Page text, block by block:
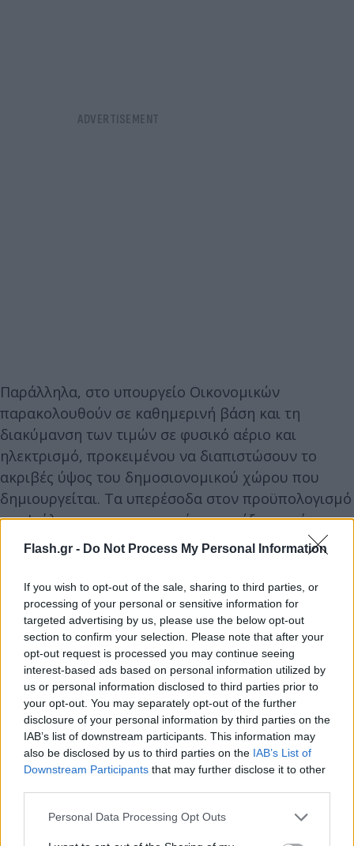
Flash.gr - Do Not Process My Personal Information
If you wish to opt-out of the sale, sharing to third parties, or
processing of your personal or sensitive information for
targeted advertising by us, please use the below opt-out
section to confirm your selection. Please note that after your
opt-out request is processed you may continue seeing
interest-based ads based on personal information utilized by
us or personal information disclosed to third parties prior to
your opt-out. You may separately opt-out of the further
disclosure of your personal information by third parties on the
IAB’s list of downstream participants. This information may
also be disclosed by us to third parties on the IAB’s List of
Downstream Participants that may further disclose it to other
Please note that this website/app uses one or more Google
Personal Data Processing Opt Outs
Παράλληλα, στο υπουργείο Οικονομικών
παρακολουθούν σε καθημερινή βάση και τη
διακύμανση των τιμών σε φυσικό αέριο και
ηλεκτρισμό, προκειμένου να διαπιστώσουν το
ακριβές ύψος του δημοσιονομικού χώρου που
δημιουργείται. Τα υπερέσοδα στον προϋπολογισμό
τον Ιούλιο και οι τουριστικές εισπράξεις αφήνουν
δημοσιονομικό περιθώριο, ωστόσο οι συνεχείς
τμήμα του.
Οι υπολογισμοί για στήριξη των τιμολογίων έχουν
γίνει με τιμή περίπου 100 ευρώ/ Mwh. Εάν
συνεχιστούν οι υψηλές τιμές σε ρεύμα και φυσικό
αέριο, το κόστος της επιδότησης έως το τέλος του
έτους, αρχής γενομένης από τον Σεπτέμβριο, θα
κινηθεί άνω του 1 δισ. ευρώ που διατίθεται. Ήτοι, ο
προϋπολογισμός θα πρέπει να καλύπτει έως και
400 εκατ. ευρώ μηνιαίως. Κατά συνέπεια, ένα
οδεύσει για τη συνέχιση της επιδότησης των